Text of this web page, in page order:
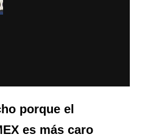
porque el
es más caro